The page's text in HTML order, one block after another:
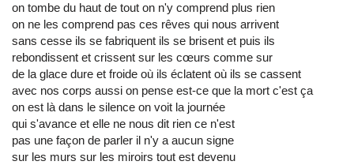
on tombe du haut de tout on n'y comprend plus rien
on ne les comprend pas ces rêves qui nous arrivent
sans cesse ils se fabriquent ils se brisent et puis ils
rebondissent et crissent sur les cœurs comme sur
de la glace dure et froide où ils éclatent où ils se cassent
avec nos corps aussi on pense est-ce que la mort c'est ça
on est là dans le silence on voit la journée
qui s'avance et elle ne nous dit rien ce n'est
pas une façon de parler il n'y a aucun signe
sur les murs sur les miroirs tout est devenu